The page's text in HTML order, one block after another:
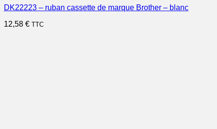
DK22223 – ruban cassette de marque Brother – blanc
12,58 € TTC